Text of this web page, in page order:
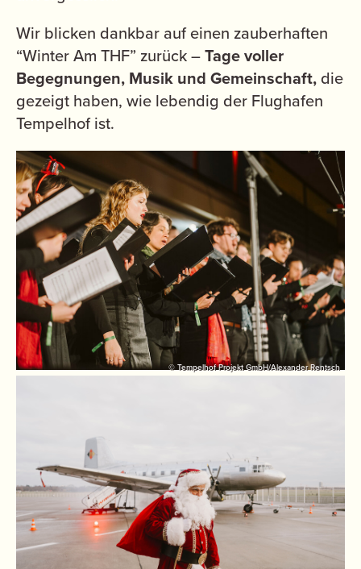
Wir blicken dankbar auf einen zauberhaften
“Winter Am THF” zurück –Tage voller
Begegnungen, Musik und Gemeinschaft, die
gezeigt haben, wie lebendig der Flughafen
Tempelhof ist.
© Tempelhof Projekt GmbH/Alexander Rentsch